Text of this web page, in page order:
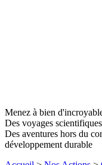
Menez à bien
Des voyages
Des aventures hors du
développement durable